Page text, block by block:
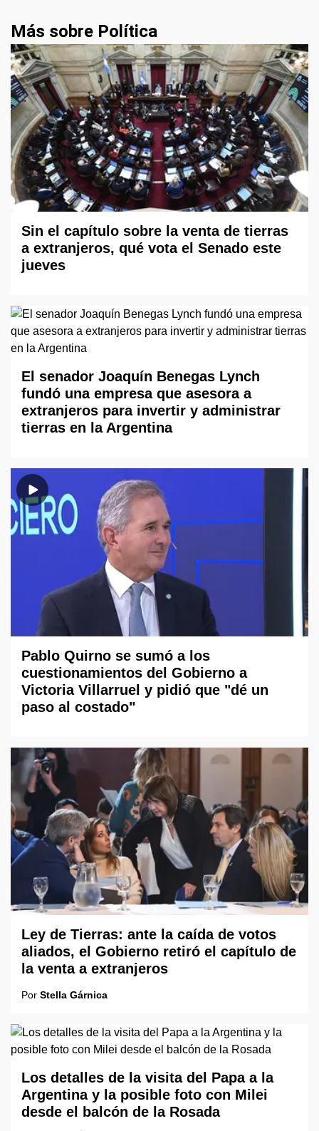
Más sobre Política
Sin el capítulo sobre la venta de tierras
a extranjeros, qué vota el Senado este
jueves
El senador Joaquín Benegas Lynch
fundó una empresa que asesora a
extranjeros para invertir y administrar
tierras en la Argentina
Pablo Quirno se sumó a los
cuestionamientos del Gobierno a
Victoria Villarruel y pidió que "dé un
paso al costado"
Ley de Tierras: ante la caída de votos
aliados, el Gobierno retiró el capítulo de
la venta a extranjeros
Por Stella Gárnica
Los detalles de la visita del Papa a la
Argentina y la posible foto con Milei
desde el balcón de la Rosada